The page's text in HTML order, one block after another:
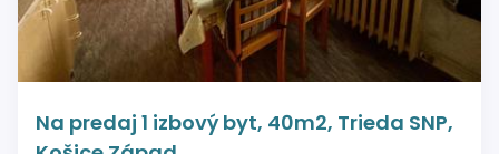
Na predaj 1 izbový byt, 40m2, Trieda SNP,